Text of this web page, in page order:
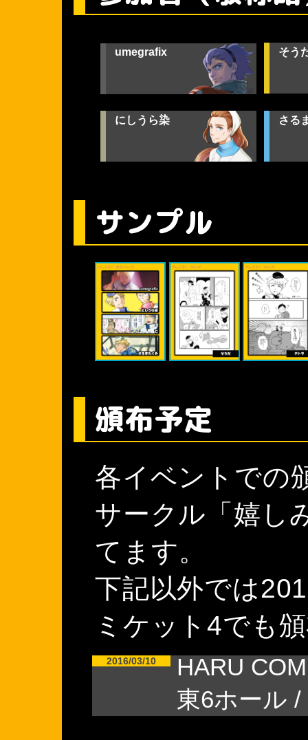
umegrafix そう
にしうら染 さる
サンプル
頒布予定
各イベントでの
サークル「嬉し
てます。
下記以外では
ミケット4でも
2016/03/10
HARU
東6ホール /